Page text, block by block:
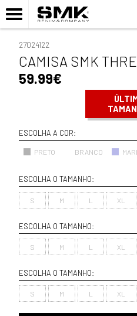
27024122
CAMISA SMK
59.99€
ESCOLHA A COR:
PRETO BRANCO
ESCOLHA O TAMANHO:
S M L XL
ESCOLHA O TAMANHO:
S M L XL
ESCOLHA O TAMANHO:
S M L XL